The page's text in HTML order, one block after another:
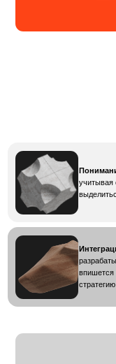
Интеграция
впишется в
стратегию и